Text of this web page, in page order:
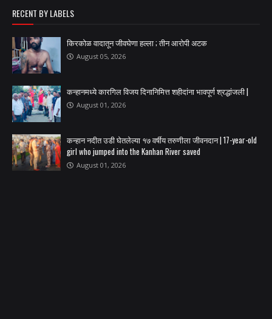
RECENT BY LABELS
किरकोळ वादातून जीवघेणा हल्ला ; तीन आरोपी अटक
August 05, 2026
कन्हानमध्ये कारगिल विजय दिनानिमित्त शहीदांना भावपूर्ण श्रद्धांजली |
August 01, 2026
कन्हान नदीत उडी घेतलेल्या १७ वर्षीय तरुणीला जीवनदान | 17-year-old
girl who jumped into the Kanhan River saved
August 01, 2026